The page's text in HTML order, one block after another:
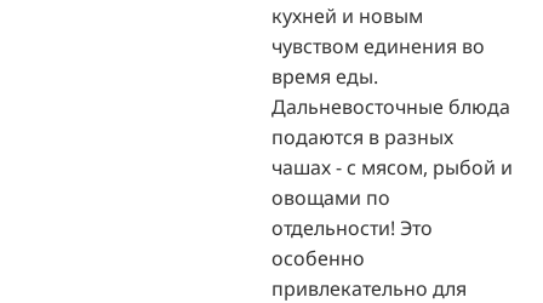
кухней и новым
чувством единения во
время еды.
Дальневосточные блюда
подаются в разных
чашах - с мясом, рыбой и
овощами по
отдельности! Это
особенно
привлекательно для